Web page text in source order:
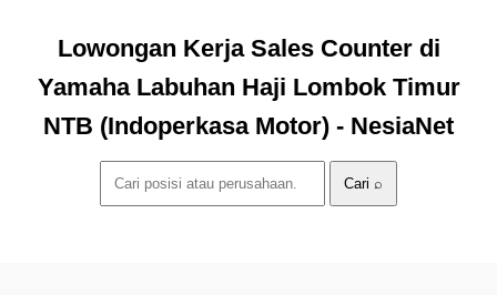
Lowongan Kerja Sales Counter di
Yamaha Labuhan Haji Lombok Timur
NTB (Indoperkasa Motor) - NesiaNet
Cari ⌕